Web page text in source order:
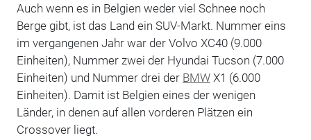
Auch wenn es in Belgien weder viel Schnee noch
Berge gibt, ist das Land ein SUV-Markt. Nummer eins
im vergangenen Jahr war der Volvo XC40 (9.000
Einheiten), Nummer zwei der Hyundai Tucson (7.000
Einheiten) und Nummer drei der BMWX1 (6.000
Einheiten). Damit ist Belgien eines der wenigen
Länder, in denen auf allen vorderen Plätzen ein
Crossover liegt.